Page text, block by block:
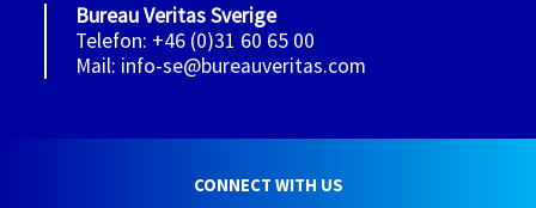
Bureau Veritas Sverige
Telefon: +46 (0)31 60 65 00
Mail: info-se@bureauveritas.com
CONNECT WITH US